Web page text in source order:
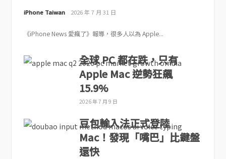
iPhone Taiwan 2026 年 7 月 31 日
《iPhone News 愛瘋了》報導，很多人以為 Apple...
全球 PC 都在跌，只有
Apple Mac 逆勢狂飆
15.9%
2026 年 7 月 9 日
豆包輸入法正式登陸
Mac！發現「嘴巴」比鍵盤
還快